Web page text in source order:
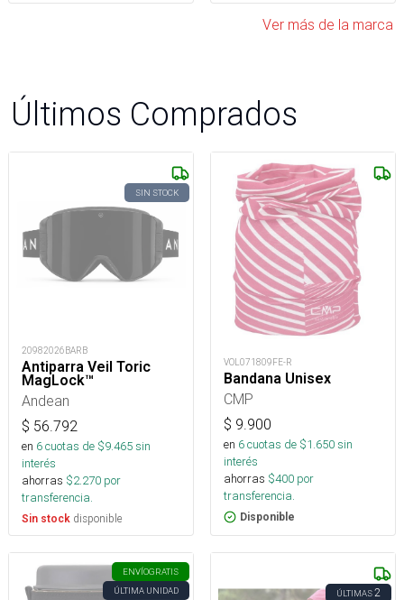
Ver más de la marca
Últimos Comprados
SIN STOCK
20982026BARB
Antiparra Veil Toric
MagLock™
Andean
$ 56.792
en 6cuotas de $9.465sin
interés
ahorras $2.270 por
transferencia.
Sin stock disponible
VOL071809FE-R
Bandana Unisex
CMP
$ 9.900
en 6cuotas de $1.650sin
interés
ahorras $400 por
transferencia.
Disponible
ENVÍOGRATIS
ÚLTIMA UNIDAD
ÚLTIMAS2